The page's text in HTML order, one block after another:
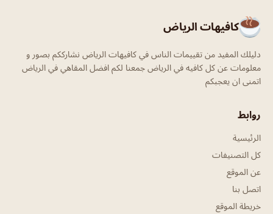
كافيهات الرياض
دليلك المفيد من تقييمات الناس في كافيهات الرياض نشارككم بصور و
معلومات عن كل كافيه في الرياض جمعنا لكم افضل المقاهي في الرياض
اتمنى ان يعجبكم
روابط
الرئيسية
كل التصنيفات
عن الموقع
اتصل بنا
خريطة الموقع